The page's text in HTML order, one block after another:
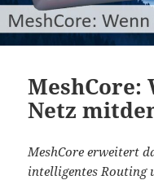
MeshCore:
Netz
MeshCore erweitert
intelligentes Routing